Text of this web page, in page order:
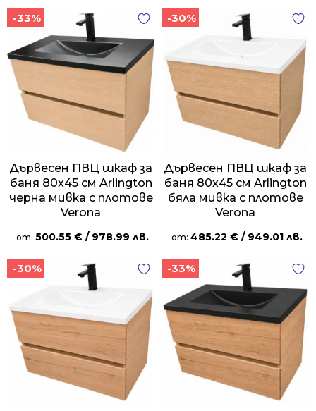
-33%
Дървесен ПВЦ шкаф за
баня 80х45 см Arlington
черна мивка с плотове
Verona
от: 500.55 € / 978.99 лв.
-30%
Дървесен ПВЦ шкаф за
баня 80х45 см Arlington
бяла мивка с плотове
Verona
от: 485.22 € / 949.01 лв.
-30% -33%